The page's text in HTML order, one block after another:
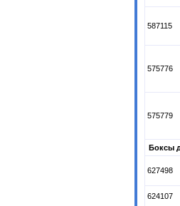
587115
575776
575779
Боксы
627498
624107